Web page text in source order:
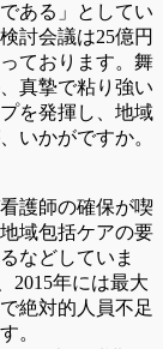
ある」としてい
討会議は25億円
ております。舞
真摯で粘り強い
を発揮し、地域
いかがですか。
護師の確保が喫
域包括ケアの要
などしていま
2015年には最大
絶対的人員不足
。